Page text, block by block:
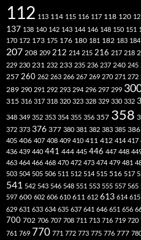
112 113 114 115 116 117 118 120
137 138 140 142 143 144 146 148 150 151
170 172 173 175 176 180 181 182 183 184
207 208 209 212 214 215 216 217 218
229 230 231 232 233 235 236 237 240 245
257 260 262 263 266 267 269 270 271 272
289 290 291 292 293 294 296 297 299
315 316 317 318 320 323 328 329 330 332
348 349 352 353 354 355 356 357 358
372 373 376 377 380 381 382 383 385 386
405 406 407 408 409 410 411 412 414 417
436 439 440 441 444 445 446 447 448
463 464 466 468 470 472 473 474 479 481
503 504 505 506 511 512 514 515 516 517
541 542 543 546 548 551 553 555 557 565
597 600 602 606 610 611 612 613 614 615
629 631 633 634 635 637 641 646 651 656
700 702 706 707 708 711 713 716 719 720
761 769 770 771 772 773 775 776 777